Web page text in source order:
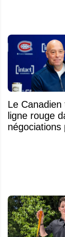
Le
ligne rouge
négociations